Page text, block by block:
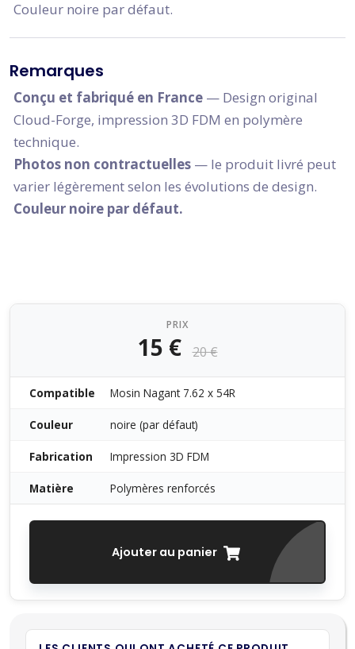
Couleur noire par défaut.
Remarques
Conçu et fabriqué en France — Design original
Cloud-Forge, impression 3D FDM en polymère
technique.
Photos non contractuelles — le produit livré peut
varier légèrement selon les évolutions de design.
Couleur noire par défaut.
PRIX
15 € 20 €
Compatible Mosin Nagant 7.62 x 54R
Couleur noire (par défaut)
Fabrication Impression 3D FDM
Matière Polymères renforcés
Ajouter au panier